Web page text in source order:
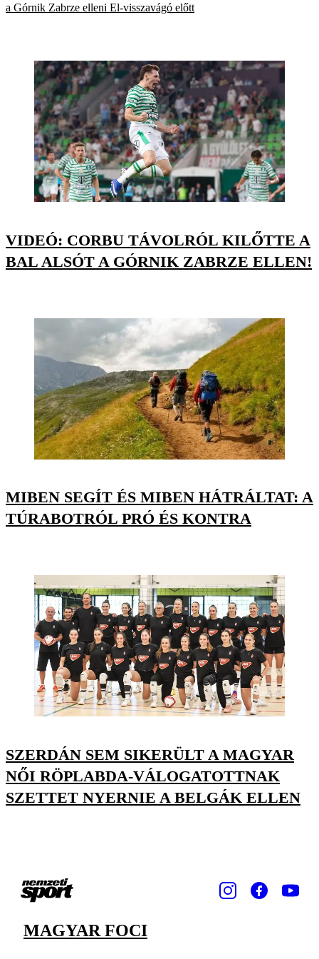
a Górnik Zabrze elleni El-visszavágó előtt
VIDEÓ: CORBU TÁVOLRÓL KILŐTTE A
BAL ALSÓT A GÓRNIK ZABRZE ELLEN!
MIBEN SEGÍT ÉS MIBEN HÁTRÁLTAT: A
TÚRABOTRÓL PRÓ ÉS KONTRA
SZERDÁN SEM SIKERÜLT A MAGYAR
NŐI RÖPLABDA-VÁLOGATOTTNAK
SZETTET NYERNIE A BELGÁK ELLEN
MAGYAR FOCI